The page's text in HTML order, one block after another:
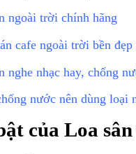
ngoài trời chính hãng
cafe ngoài trời bền đẹp
nghe nhạc hay, chống
nước nên dùng loại
của Loa